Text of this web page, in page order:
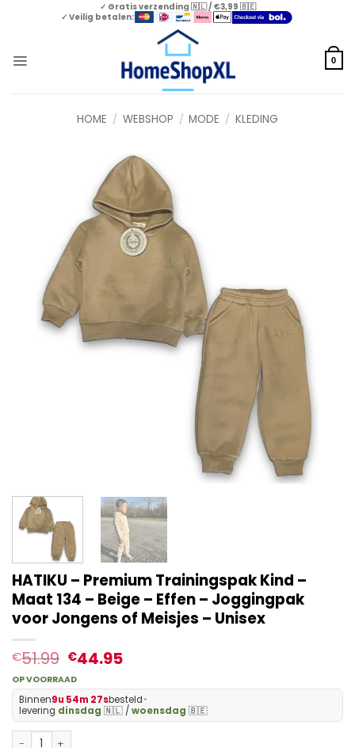
✓ Gratis verzending 🇳🇱 / €3,99 🇧🇪
✓ Veilig betalen:
0
HOME / WEBSHOP / MODE / KLEDING
HATIKU – Premium Trainingspak Kind –
Maat 134 – Beige – Effen – Joggingpak
voor Jongens of Meisjes – Unisex
€51.99 €44.95
OP VOORRAAD
Binnen9u 54m 26sbesteld•
levering dinsdag 🇳🇱 /woensdag 🇧🇪
HATIKU - Premium Trainingspak Kind - Maat 134 - Beige -